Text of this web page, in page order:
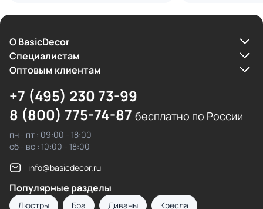
О BasicDecor
Cпециалистам
Оптовым клиентам
+7 (495) 230 73-99
8 (800) 775-74-87 бесплатно по России
пн - пт : 09:00 - 18:00
сб - вс : 10:00 - 18:00
info@basicdecor.ru
Популярные разделы
Люстры Бра Диваны Кресла